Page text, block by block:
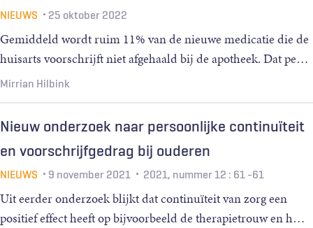
NIEUWS 25 oktober 2022
Gemiddeld wordt ruim 11% van de nieuwe medicatie die de
huisarts voorschrijft niet afgehaald bij de apotheek. Dat pe…
Mirrian Hilbink
Nieuw onderzoek naar persoonlijke continuïteit
en voorschrijfgedrag bij ouderen
NIEUWS 9 november 2021 2021, nummer 12 : 61 -61
Uit eerder onderzoek blijkt dat continuïteit van zorg een
positief effect heeft op bijvoorbeeld de therapietrouw en h…